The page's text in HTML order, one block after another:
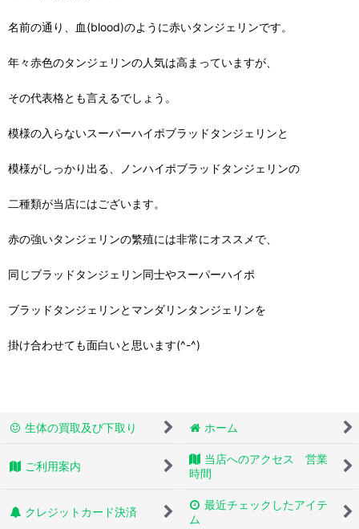
名前の通り、血(blood)のように赤いタンジェリンです。
年々赤色のタンジェリンの人気は高まっていますが、
その代表格とも言えるでしょう。
模様の入らないスーパーハイポブラッドタンジェリンと
模様がしっかり出る、ノンハイポブラッドタンジェリンの
二種類が当店にはございます。
赤の強いタンジェリンの繁殖には非常にオススメで、
同じブラッドタンジェリン同士やスーパーハイポ
ブラッドタンジェリンとマンダリンタンジェリンを
掛け合わせても面白いと思います(^-^)
生体の買取及び下取り ホーム
ご利用案内
当店へのアクセス 営業
時間
クレジットカード決済
最近チェックしたアイテ
ム